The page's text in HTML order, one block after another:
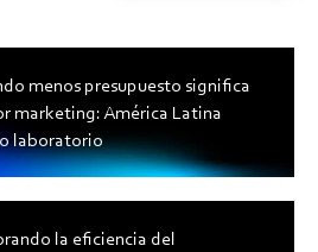
menos presupuesto significa
marketing: América Latina
laboratorio
la eficiencia del